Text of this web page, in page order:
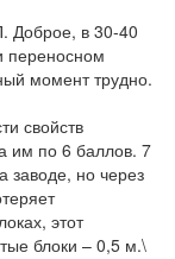
Доброе, в 30-40
переносном
момент трудно.
свойств
им по 6 баллов. 7
заводе, но через
этот
блоки – 0,5 м.\